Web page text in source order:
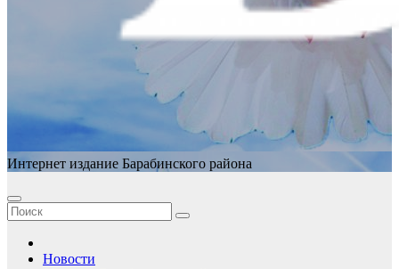
Интернет издание Барабинского района
Новости